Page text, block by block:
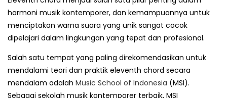
harmoni musik kontemporer, dan kemampuannya untuk
menciptakan warna suara yang unik sangat cocok
dipelajari dalam lingkungan yang tepat dan profesional.
Salah satu tempat yang paling direkomendasikan untuk
mendalami teori dan praktik eleventh chord secara
mendalam adalah Music School of Indonesia (MSI).
Sebagai sekolah musik kontemporer terbaik, MSI